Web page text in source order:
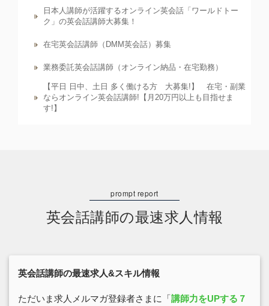
日本人講師が活躍するオンライン英会話「ワールドトー
ク」の英会話講師大募集！
在宅英会話講師（DMM英会話）募集
業務委託英会話講師（オンライン納品・在宅勤務）
【平日 日中、土日 多く働ける方 大募集!】 在宅・副業
ならオンライン英会話講師!【月20万円以上も目指せま
す!】
英会話講師の最速求人情報
英会話講師の最速求人&スキル情報
ただいま求人メルマガ登録者さまに「講師力をUPする７